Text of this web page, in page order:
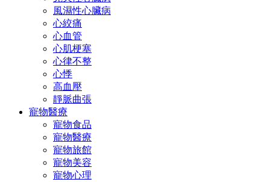
風濕性心臟病
心絞痛
心血管
心肌梗塞
心律不整
心悸
高血壓
靜脈曲張
寵物醫療
寵物食品
寵物醫療
寵物旅館
寵物美容
寵物心理